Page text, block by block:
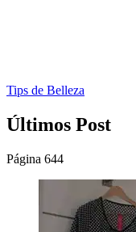
Tips de Belleza
Últimos Post
Página 644